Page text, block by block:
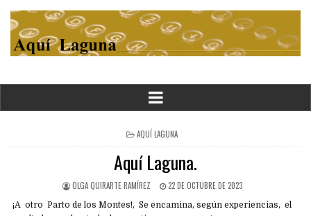
POSTED
IN
AQUÍ LAGUNA
Aquí Laguna.
OLGA QUIRARTE RAMÍREZ 22 DE OCTUBRE DE 2023
¡A otro Parto de los Montes!, Se encamina, según experiencias, el